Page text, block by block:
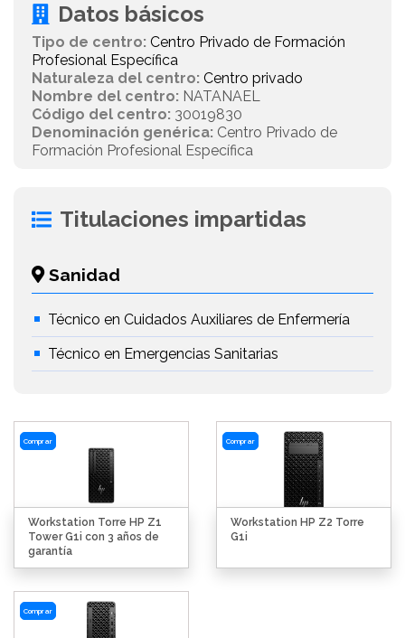
Datos básicos
Tipo de centro: Centro Privado de Formación
Profesional Específica
Naturaleza del centro: Centro privado
Nombre del centro: NATANAEL
Código del centro: 30019830
Denominación genérica: Centro Privado de
Formación Profesional Específica
Titulaciones impartidas
Sanidad
Técnico en Cuidados Auxiliares de Enfermería
Técnico en Emergencias Sanitarias
Comprar
Workstation Torre HP Z1
Tower G1i con 3 años de
garantía
Comprar
Workstation HP Z2 Torre
G1i
Comprar